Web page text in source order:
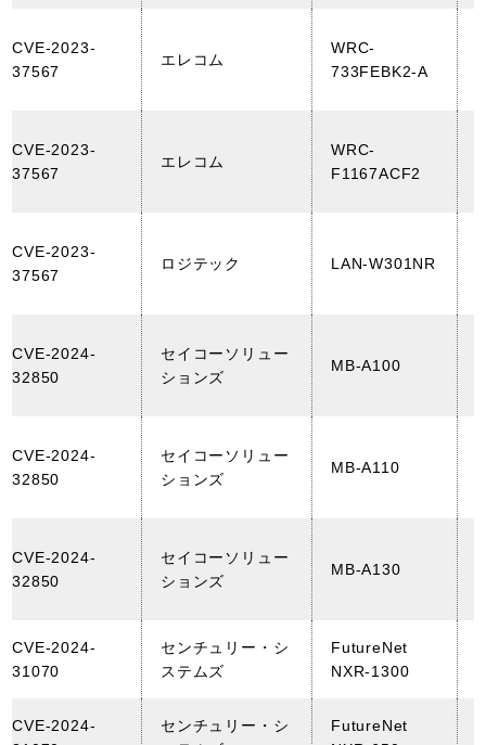
CVE-2023-
37567
エレコム
WRC-
733FEBK2-A
CVE-2023-
37567
エレコム
WRC-
F1167ACF2
CVE-2023-
37567
ロジテック LAN-W301NR
CVE-2024-
32850
セイコーソリュー
ションズ
MB-A100
CVE-2024-
32850
セイコーソリュー
ションズ
MB-A110
CVE-2024-
32850
セイコーソリュー
ションズ
MB-A130
CVE-2024-
31070
センチュリー・シ
ステムズ
FutureNet
NXR-1300
CVE-2024-
センチュリー・シ
FutureNet